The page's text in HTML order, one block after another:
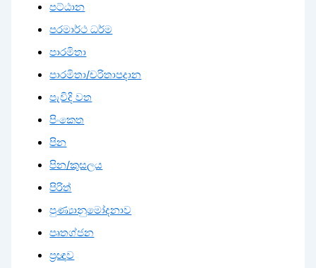
පට්ඨාන
පරමාර්ථ ධර්ම
පාරමිතා
පාරමිතා/චරිතාපදාන
පැවිදි වත
පිංකෙත
පින
පින/කුසලය
පිරිත්
පුණ්‍යානුමෝදනාව
පෘතග්ජන
ප්‍රඥාව